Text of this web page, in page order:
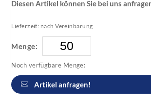
Diesen Artikel können Sie bei uns
Lieferzeit: nach Vereinbarung
Menge:
Noch verfügbare Menge:
Artikel anfragen!